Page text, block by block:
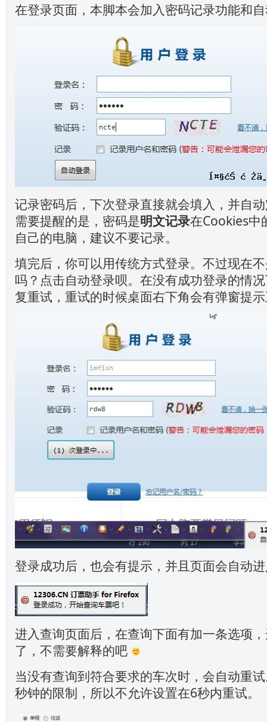
在登录页面，本脚本会加入密码记录功能和
记录密码后，下次登录直接就会填入，并自
需要提醒的是，密码是明文记录在Cookies中
自己的电脑，建议不要记录。
填完后，你可以用传统方式登录。不过现在
吗？点击自动登录呗。在没有成功登录的情
复重试，重试的时候桌面右下角会有弹窗提
登录成功后，也会有提示，并且页面会自动
进入查询页面后，在查询下面有加一条选项
了，不需要解释的吧
当没有查询到符合要求的车次时，会自动重
秒钟的限制，所以不允许设置在6秒内重试。